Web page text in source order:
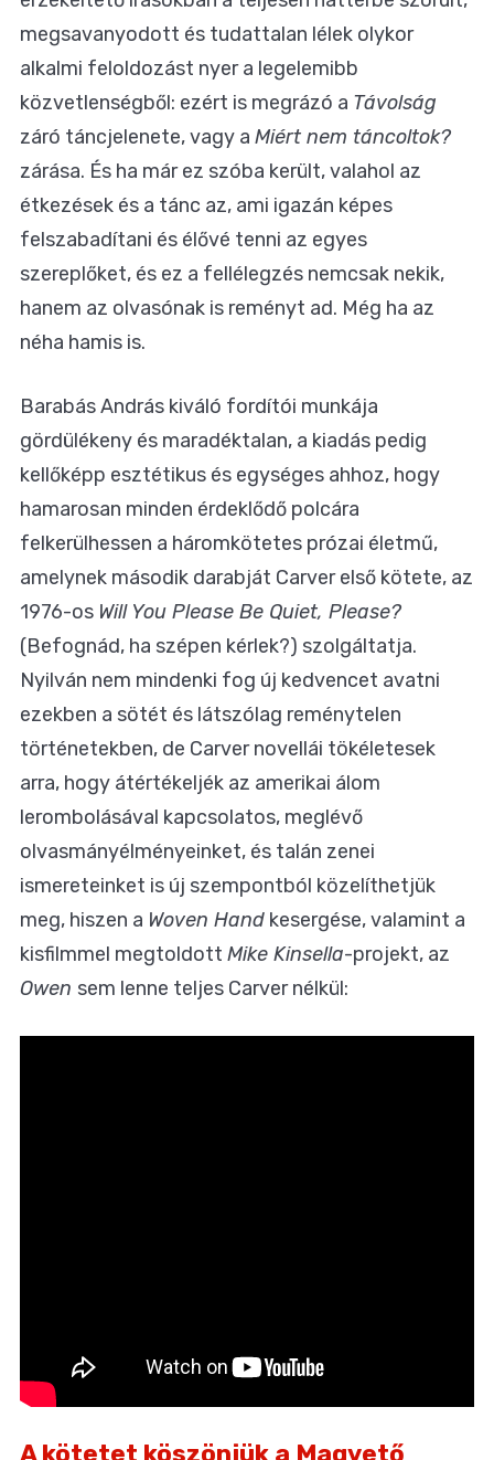
megsavanyodott és tudattalan lélek olykor
alkalmi feloldozást nyer a legelemibb
közvetlenségből: ezért is megrázó a Távolság
záró táncjelenete, vagy a Miért nem táncoltok?
zárása. És ha már ez szóba került, valahol az
étkezések és a tánc az, ami igazán képes
felszabadítani és élővé tenni az egyes
szereplőket, és ez a fellélegzés nemcsak nekik,
hanem az olvasónak is reményt ad. Még ha az
néha hamis is.
Barabás András kiváló fordítói munkája
gördülékeny és maradéktalan, a kiadás pedig
kellőképp esztétikus és egységes ahhoz, hogy
hamarosan minden érdeklődő polcára
felkerülhessen a háromkötetes prózai életmű,
amelynek második darabját Carver első kötete, az
1976-os Will You Please Be Quiet, Please?
(Befognád, ha szépen kérlek?) szolgáltatja.
Nyilván nem mindenki fog új kedvencet avatni
ezekben a sötét és látszólag reménytelen
történetekben, de Carver novellái tökéletesek
arra, hogy átértékeljék az amerikai álom
lerombolásával kapcsolatos, meglévő
olvasmányélményeinket, és talán zenei
ismereteinket is új szempontból közelíthetjük
meg, hiszen a Woven Hand kesergése, valamint a
kisfilmmel megtoldott Mike Kinsella-projekt, az
Owen sem lenne teljes Carver nélkül:
A kötetet köszönjük a Magvető